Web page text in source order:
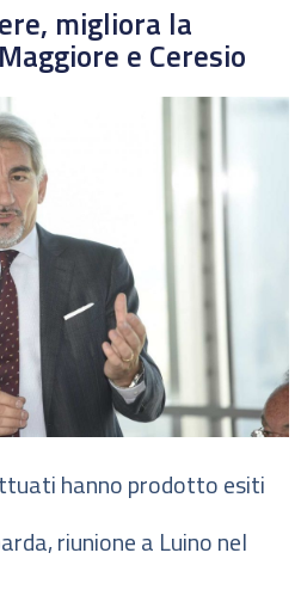
migliora la
e Ceresio
hanno prodotto esiti
riunione a Luino nel